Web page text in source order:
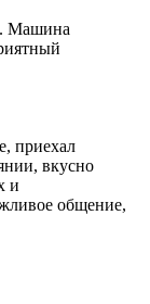
Машина
приехал
вкусно
и
общение,